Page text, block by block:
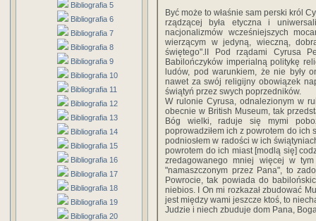
Bibliografia 5
Bibliografia 6
Bibliografia 7
Bibliografia 8
Bibliografia 9
Bibliografia 10
Bibliografia 11
Bibliografia 12
Bibliografia 13
Bibliografia 14
Bibliografia 15
Bibliografia 16
Bibliografia 17
Bibliografia 18
Bibliografia 19
Bibliografia 20
Być może to właśnie sam perski król
rządzącej była etyczna i
nacjonalizmów wcześniejszych
wierzącym w jedyną, wieczną,
świętego".lI Pod rządami Cyrusa
Babilończyków imperialną politykę
ludów, pod warunkiem, że nie były
nawet za swój religijny obowiązek
świątyń przez swych poprzedników.
W rulonie Cyrusa, odnalezionym w
obecnie w British Museum, tak
Bóg wielki, raduje się mymi
poprowadziłem ich z powrotem do ich
podniosłem w radości w ich
powrotem do ich miast [modlą się]
zredagowanego mniej więcej w
"namaszczonym przez Pana", to
Powrocie, tak powiada do
niebios. I On mi rozkazał zbudować
jest między wami jeszcze ktoś, to
Judzie i niech zbuduje dom Pana,